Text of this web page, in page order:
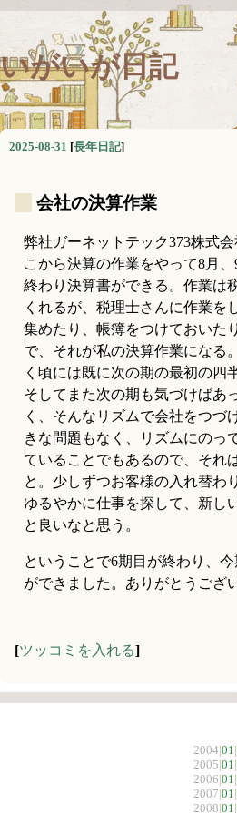
いがいが日記
2025-08-31 [長年日記]
会社の決算作業
弊社ガーネットテック373株式
こから決算の作業をやって8月
終わり決算書ができる。作業は
くれるが、税理士さんに作業を
集めたり、帳簿をつけておいた
で、それが私の決算作業になる
く頃には既に次の期の最初の四
そしてまた次の期も気づけばあ
く、そんなリズムで会社をつづ
きな問題もなく、リズムにのっ
ていることでもあるので、それ
と。少しずつお客様の入れ替わ
ゆるやかに仕事を探して、新し
と良いなと思う。
ということで6期目が終わり、
ができました。ありがとうござ
[ツッコミを入れる]
2004|01 |
2005|01 |
2006|01 |
2007|01 |
2008|01 |